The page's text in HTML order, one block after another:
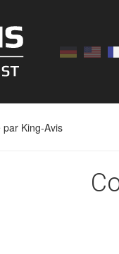
King-Avis